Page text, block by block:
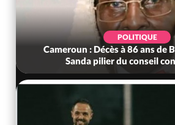
POLITIQUE
Cameroun : Décès à 86 ans de
Sanda pilier du conseil